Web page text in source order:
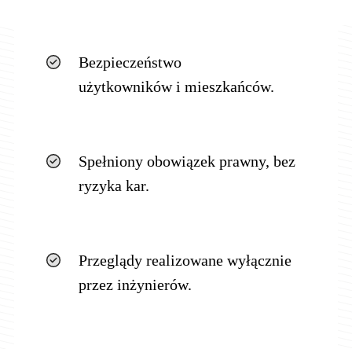
Bezpieczeństwo
użytkowników i mieszkańców.
Spełniony obowiązek prawny, bez
ryzyka kar.
Przeglądy realizowane wyłącznie
przez inżynierów.